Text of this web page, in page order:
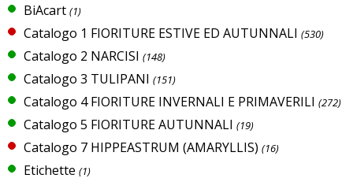
BiAcart (1)
Catalogo 1 FIORITURE ESTIVE ED AUTUNNALI (530)
Catalogo 2 NARCISI (148)
Catalogo 3 TULIPANI (151)
Catalogo 4 FIORITURE INVERNALI E PRIMAVERILI (272)
Catalogo 5 FIORITURE AUTUNNALI (19)
Catalogo 7 HIPPEASTRUM (AMARYLLIS) (16)
Etichette (1)